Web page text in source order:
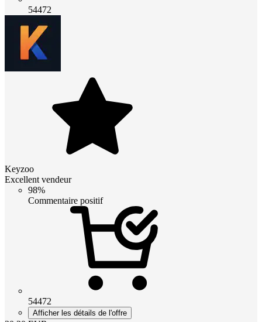
54472
Keyzoo
Excellent vendeur
98%
Commentaire positif
54472
Afficher les détails de l'offre